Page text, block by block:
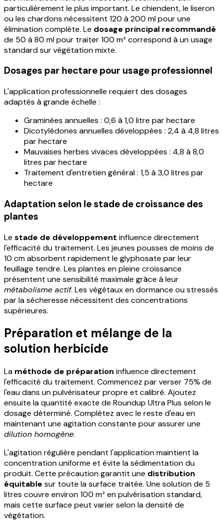
particulièrement le plus important. Le chiendent, le liseron
ou les chardons nécessitent 120 à 200 ml pour une
élimination complète. Le dosage principal recommandé
de 50 à 80 ml pour traiter 100 m² correspond à un usage
standard sur végétation mixte.
Dosages par hectare pour usage professionnel
L'application professionnelle requiert des dosages
adaptés à grande échelle :
Graminées annuelles : 0,6 à 1,0 litre par hectare
Dicotylédones annuelles développées : 2,4 à 4,8 litres
par hectare
Mauvaises herbes vivaces développées : 4,8 à 8,0
litres par hectare
Traitement d'entretien général : 1,5 à 3,0 litres par
hectare
Adaptation selon le stade de croissance des
plantes
Le stade de développement influence directement
l'efficacité du traitement. Les jeunes pousses de moins de
10 cm absorbent rapidement le glyphosate par leur
feuillage tendre. Les plantes en pleine croissance
présentent une sensibilité maximale grâce à leur
métabolisme actif. Les végétaux en dormance ou stressés
par la sécheresse nécessitent des concentrations
supérieures.
Préparation et mélange de la
solution herbicide
La méthode de préparation influence directement
l'efficacité du traitement. Commencez par verser 75% de
l'eau dans un pulvérisateur propre et calibré. Ajoutez
ensuite la quantité exacte de Roundup Ultra Plus selon le
dosage déterminé. Complétez avec le reste d'eau en
maintenant une agitation constante pour assurer une
dilution homogène.
L'agitation régulière pendant l'application maintient la
concentration uniforme et évite la sédimentation du
produit. Cette précaution garantit une distribution
équitable sur toute la surface traitée. Une solution de 5
litres couvre environ 100 m² en pulvérisation standard,
mais cette surface peut varier selon la densité de
végétation.